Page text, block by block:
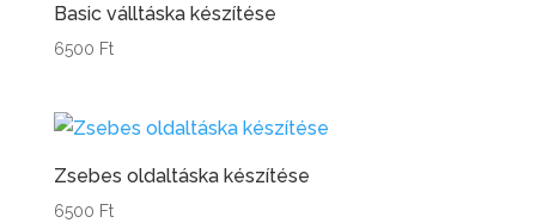
Basic válltáska készítése
6500 Ft
Zsebes oldaltáska készítése
6500 Ft